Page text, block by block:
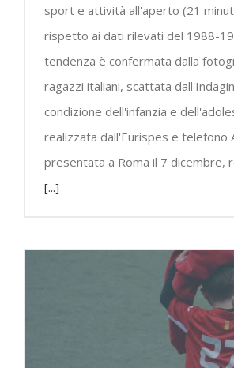
sport e attività all'aperto (21
rispetto ai dati rilevati del 1988-
tendenza è confermata dalla
ragazzi italiani, scattata
condizione dell'infanzia e
realizzata dall'Eurispes e telefono
presentata a Roma il 7 dicembre,
[...]